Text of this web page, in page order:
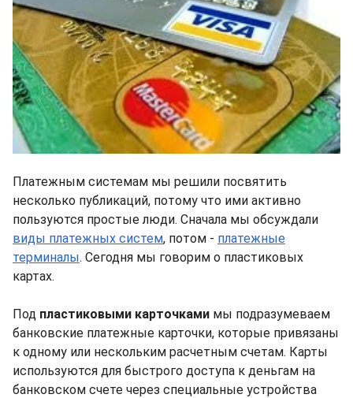
Платежным системам мы решили посвятить
несколько публикаций, потому что ими активно
пользуются простые люди. Сначала мы обсуждали
виды платежных систем, потом - платежные
терминалы. Сегодня мы говорим о пластиковых
картах.
Под пластиковыми карточками мы подразумеваем
банковские платежные карточки, которые привязаны
к одному или нескольким расчетным счетам. Карты
используются для быстрого доступа к деньгам на
банковском счете через специальные устройства